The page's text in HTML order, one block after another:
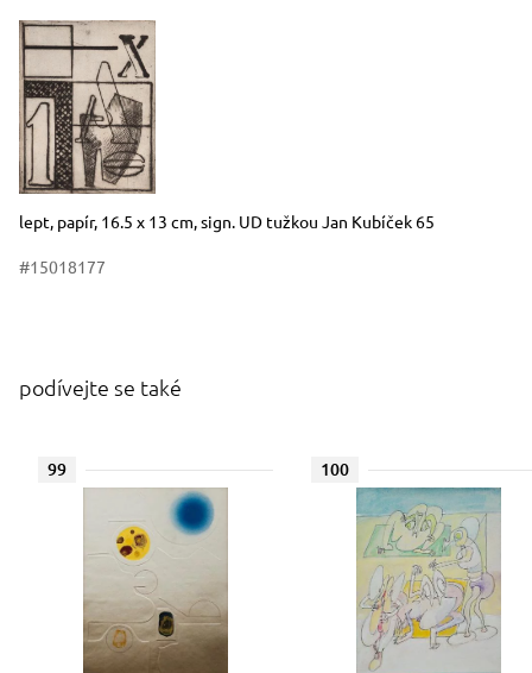
Rozměry
Stručný popis předmětu
lept, papír, 16.5 x 13 cm, sign. UD tužkou Jan Kubíček 65
#15018177
podívejte se také
99 100